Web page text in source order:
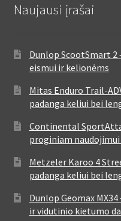
Naujausi įrašai
Dunlop ScootSmart
eismui ir kelionėms
Mitas Enduro Trail-
padanga keliui bei
Continental
proginiam
Metzeler Karoo 4
padanga keliui bei
Dunlop Geomax
ir vidutinio kietumo